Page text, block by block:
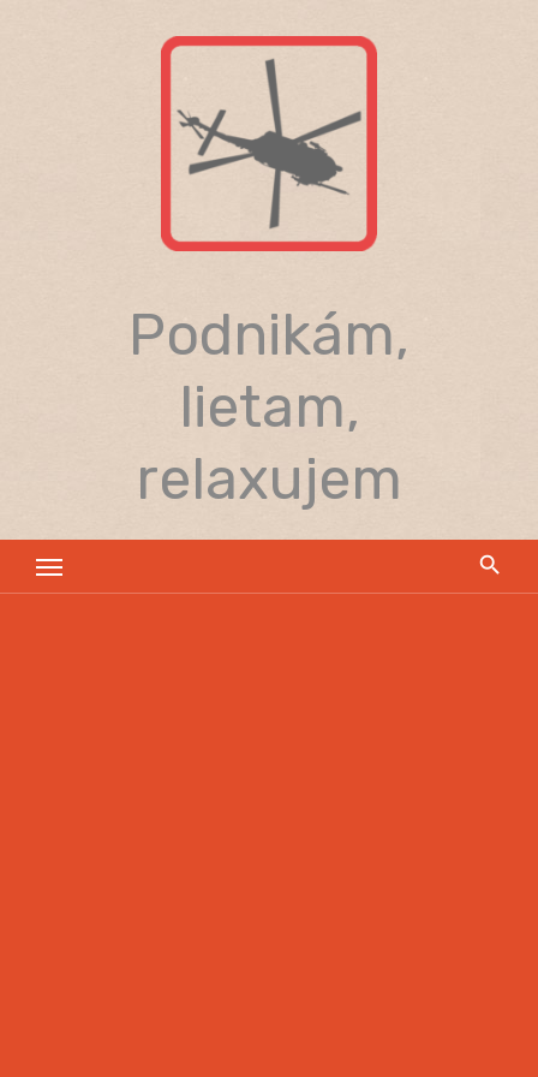
Podnikám,
lietam,
relaxujem